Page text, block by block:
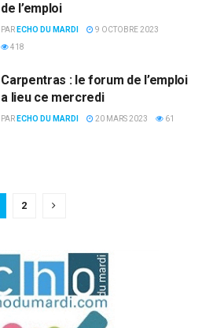
de l’emploi
PAR ECHO DU MARDI
9 OCTOBRE 2023
418
Carpentras : le forum de l’emploi
a lieu ce mercredi
PAR ECHO DU MARDI 20 MARS 2023 61
2